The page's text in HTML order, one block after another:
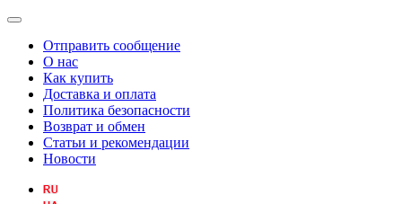
Отправить сообщение
О нас
Как купить
Доставка и оплата
Политика безопасности
Возврат и обмен
Статьи и рекомендации
Новости